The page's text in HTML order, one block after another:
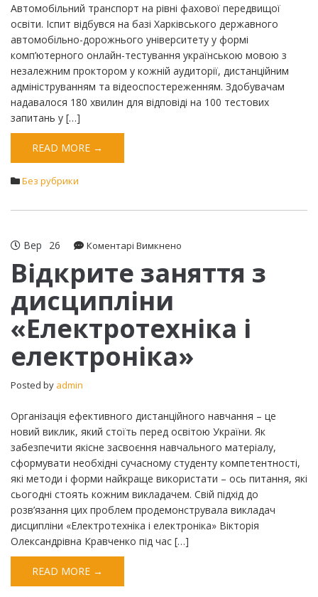
Автомобільний транспорт на рівні фахової передвищої
освіти. Іспит відбувся на базі Харківського державного
автомобільно-дорожнього університету у формі
комп’ютерного онлайн-тестування українською мовою з
незалежним проктором у кожній аудиторії, дистанційним
адмініструванням та відеоспостереженням. Здобувачам
надавалося 180 хвилин для відповіді на 100 тестових
запитань у […]
READ MORE →
Без рубрики
Вер 26 Коментарі Вимкнено
заняття
«Електротехніка
Відкрите заняття з
дисципліни
«Електротехніка і
електроніка»
Posted by admin
Організація ефективного дистанційного навчання – це
новий виклик, який стоїть перед освітою України. Як
забезпечити якісне засвоєння навчального матеріалу,
сформувати необхідні сучасному студенту компетентності,
які методи і форми найкраще використати – ось питання, які
сьогодні стоять кожним викладачем. Свій підхід до
розв’язання цих проблем продемонструвала викладач
дисципліни «Електротехніка і електроніка» Вікторія
Олександрівна Кравченко під час […]
READ MORE →